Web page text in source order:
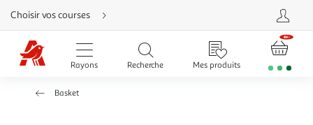
Aller
directement
au
contenu
Aller
directement
Aller
Choisir vos courses
Rayons Recherche Mes produits
Basket